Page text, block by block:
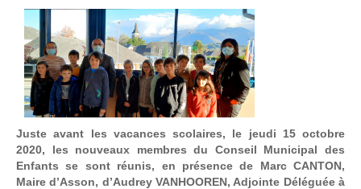
Juste avant les vacances scolaires, le jeudi 15 octobre
2020, les nouveaux membres du Conseil Municipal des
Enfants se sont réunis, en présence de Marc CANTON,
Maire d’Asson, d’Audrey VANHOOREN, Adjointe Déléguée à